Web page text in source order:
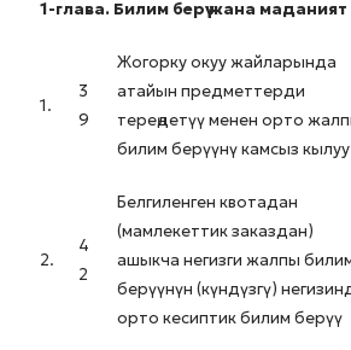
1-глава. Билим берүү жана
1.
3
9
Жогорку окуу жайларында
атайын предметтерди
тереңдетүү менен орто
билим берүүнү камсыз кылуу
2.
4
2
Белгиленген квотадан
(мамлекеттик заказдан)
ашыкча негизги жалпы
берүүнүн (күндүзгү)
орто кесиптик билим берүү